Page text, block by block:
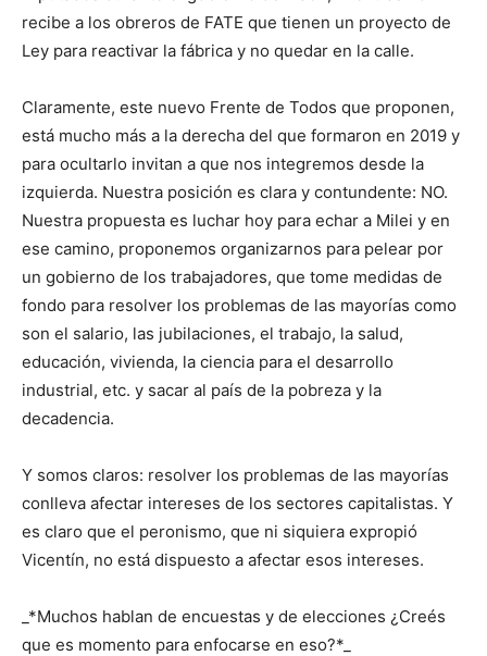
recibe a los obreros de FATE que tienen un proyecto de
Ley para reactivar la fábrica y no quedar en la calle.
Claramente, este nuevo Frente de Todos que proponen,
está mucho más a la derecha del que formaron en 2019 y
para ocultarlo invitan a que nos integremos desde la
izquierda. Nuestra posición es clara y contundente: NO.
Nuestra propuesta es luchar hoy para echar a Milei y en
ese camino, proponemos organizarnos para pelear por
un gobierno de los trabajadores, que tome medidas de
fondo para resolver los problemas de las mayorías como
son el salario, las jubilaciones, el trabajo, la salud,
educación, vivienda, la ciencia para el desarrollo
industrial, etc. y sacar al país de la pobreza y la
decadencia.
Y somos claros: resolver los problemas de las mayorías
conlleva afectar intereses de los sectores capitalistas. Y
es claro que el peronismo, que ni siquiera expropió
Vicentín, no está dispuesto a afectar esos intereses.
_*Muchos hablan de encuestas y de elecciones ¿Creés
que es momento para enfocarse en eso?*_